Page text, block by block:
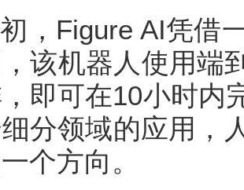
，Figure AI凭借
该机器人使用端
即可在10小时内
分领域的应用，
个方向。